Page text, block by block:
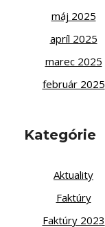
máj 2025
apríl 2025
marec 2025
február 2025
Kategórie
Aktuality
Faktúry
Faktúry 2023